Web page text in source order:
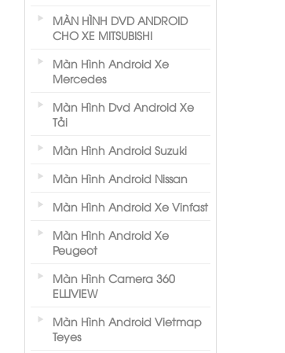
MÀN HÌNH DVD ANDROID
CHO XE MITSUBISHI
Màn Hình Android Xe
Mercedes
Màn Hình Dvd Android Xe
Tải
Màn Hình Android Suzuki
Màn Hình Android Nissan
Màn Hình Android Xe Vinfast
Màn Hình Android Xe
Peugeot
Màn Hình Camera 360
ELLIVIEW
Màn Hình Android Vietmap
Teyes